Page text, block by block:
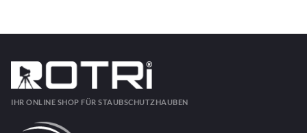
IHR ONLINE SHOP FÜR STAUBSCHUTZHAUBEN